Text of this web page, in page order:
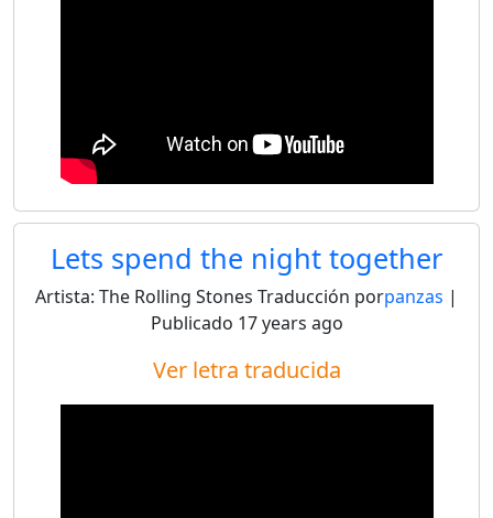
Lets spend the night together
Artista: The Rolling Stones Traducción porpanzas |
Publicado 17 years ago
Ver letra traducida